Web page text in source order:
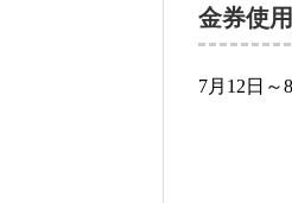
金券使
7月12日～